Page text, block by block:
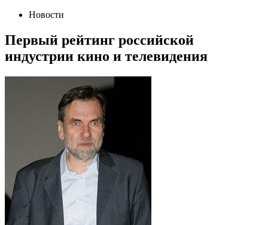
Новости
Первый рейтинг российской
индустрии кино и телевидения